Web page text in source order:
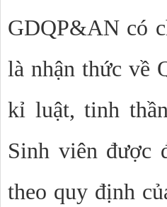
GDQP&AN có
là nhận thức về
kỉ luật, tinh
Sinh viên được
theo quy định